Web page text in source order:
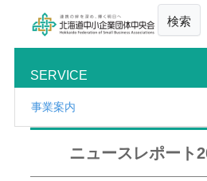
検索
SERVICE
事業案内
ニュースレポート